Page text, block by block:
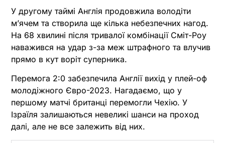
У другому таймі Англія продовжила володіти
м’ячем та створила ще кілька небезпечних нагод.
На 68 хвилині після тривалої комбінації Сміт-Роу
наважився на удар з-за меж штрафного та влучив
прямо в кут воріт суперника.
Перемога 2:0 забезпечила Англії вихід у плей-оф
молодіжного Євро-2023. Нагадаємо, що у
першому матчі британці перемогли Чехію. У
Ізраїля залишаються невеликі шанси на проход
далі, але не все залежить від них.